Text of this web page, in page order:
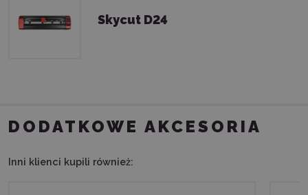
Skycut D24
DODATKOWE AKCESORIA
Inni klienci kupili również: